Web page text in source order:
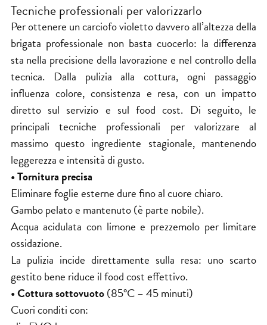
Tecniche professionali per valorizzarlo
Per ottenere un carciofo violetto davvero all’altezza della
brigata professionale non basta cuocerlo: la differenza
sta nella precisione della lavorazione e nel controllo della
tecnica. Dalla pulizia alla cottura, ogni passaggio
influenza colore, consistenza e resa, con un impatto
diretto sul servizio e sul food cost. Di seguito, le
principali tecniche professionali per valorizzare al
massimo questo ingrediente stagionale, mantenendo
leggerezza e intensità di gusto.
• Tornitura precisa
Eliminare foglie esterne dure fino al cuore chiaro.
Gambo pelato e mantenuto (è parte nobile).
Acqua acidulata con limone e prezzemolo per limitare
ossidazione.
La pulizia incide direttamente sulla resa: uno scarto
gestito bene riduce il food cost effettivo.
• Cottura sottovuoto(85°C – 45 minuti)
Cuori conditi con: